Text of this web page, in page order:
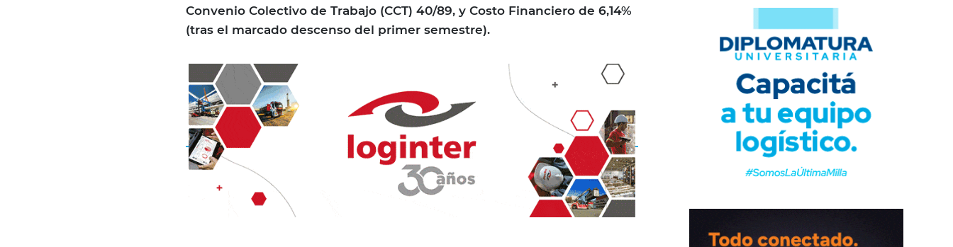
Convenio Colectivo de Trabajo (CCT) 40/89, y Costo Financiero de 6,14%
(tras el marcado descenso del primer semestre).